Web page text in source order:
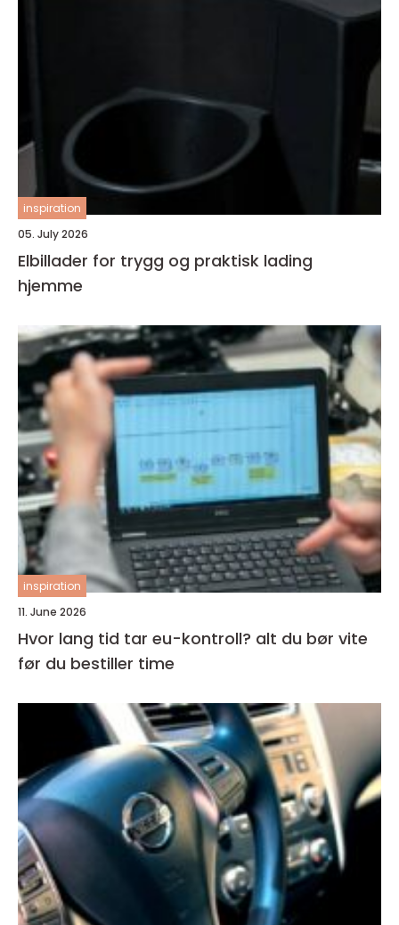
inspiration
05. July 2026
Elbillader for trygg og praktisk lading
hjemme
inspiration
11. June 2026
Hvor lang tid tar eu-kontroll? alt du bør vite
før du bestiller time